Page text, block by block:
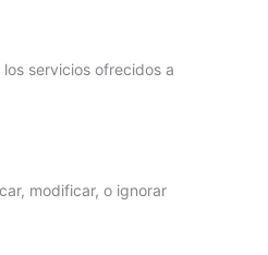
servicios ofrecidos a
modificar, o ignorar